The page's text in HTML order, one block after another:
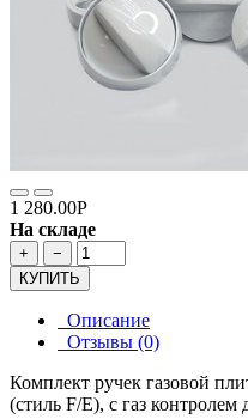
1 280.00Р
На складе
+
−
КУПИТЬ
Описание
Отзывы (0)
Комплект ручек газовой
(стиль F/E), с газ контролем